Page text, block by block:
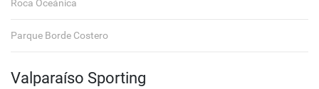
Roca Oceánica
Parque Borde Costero
Valparaíso Sporting